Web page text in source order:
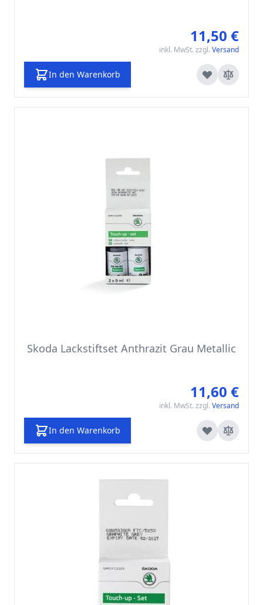
11,50 €
inkl. MwSt. zzgl. Versand
In den Warenkorb
Skoda Lackstiftset Anthrazit Grau Metallic
11,60 €
inkl. MwSt. zzgl. Versand
In den Warenkorb